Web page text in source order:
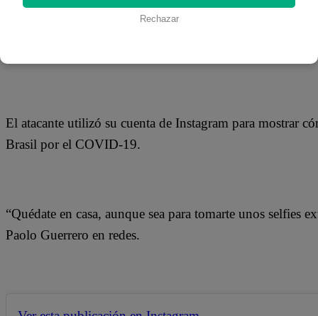
El atacante utilizó su cuenta de Instagram para mostrar
Brasil por el COVID-19.
“Quédate en casa, aunque sea para tomarte unos selfies
Paolo Guerrero en redes.
Rechazar